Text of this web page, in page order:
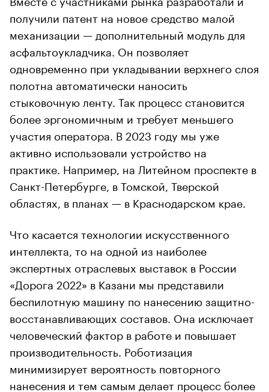
получили патент на новое средство малой
механизации — дополнительный модуль для
асфальтоукладчика. Он позволяет
одновременно при укладывании верхнего слоя
полотна автоматически наносить
стыковочную ленту. Так процесс становится
более эргономичным и требует меньшего
участия оператора. В 2023 году мы уже
активно использовали устройство на
практике. Например, на Литейном проспекте в
Санкт-Петербурге, в Томской, Тверской
областях, в планах — в Краснодарском крае.
Что касается технологии искусственного
интеллекта, то на одной из наиболее
экспертных отраслевых выставок в России
«Дорога 2022» в Казани мы представили
беспилотную машину по нанесению защитно-
восстанавливающих составов. Она исключает
человеческий фактор в работе и повышает
производительность. Роботизация
минимизирует вероятность повторного
нанесения и тем самым делает процесс более